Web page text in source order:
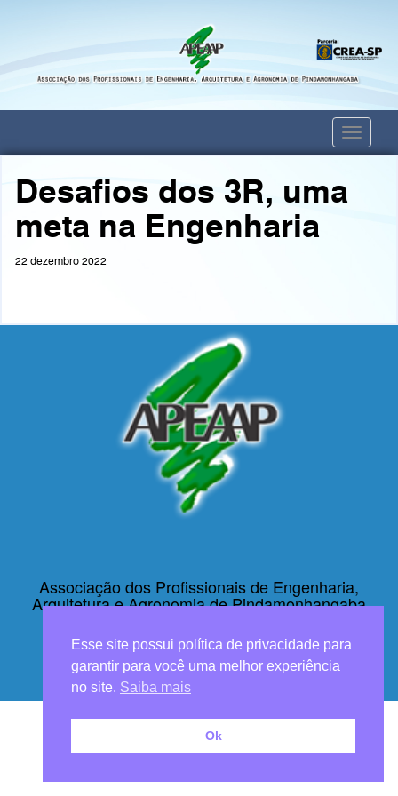
Toggle
Desafios dos 3R, uma
meta na Engenharia
22 dezembro 2022
Associação dos Profissionais de Engenharia,
Arquitetura e Agronomia de Pindamonhangaba
CEP: 12401-010 - Tel: (12)3642-1801
© Copyright 2015 - APEAAP - Todos os direitos reservados
Desenvolvido porAtive Comunicação Estratégica
Esse site possui política de privacidade para
garantir para você uma melhor experiência
no site. Saiba mais
Ok